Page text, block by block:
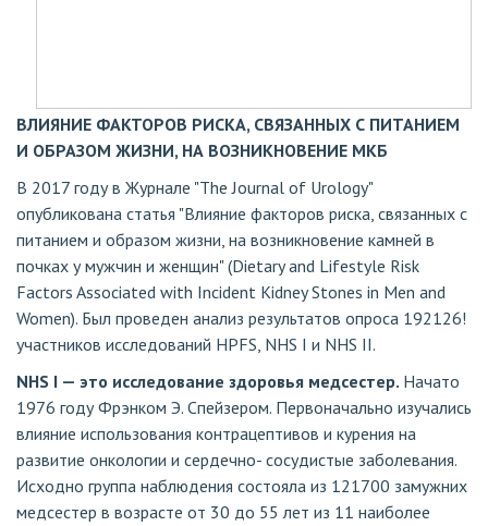
ВЛИЯНИЕ ФАКТОРОВ РИСКА, СВЯЗАННЫХ С ПИТАНИЕМ
И ОБРАЗОМ ЖИЗНИ, НА ВОЗНИКНОВЕНИЕ МКБ
В 2017 году в Журнале "The Journal of Urology"
опубликована статья "Влияние факторов риска, связанных с
питанием и образом жизни, на возникновение камней в
почках у мужчин и женщин" (Dietary and Lifestyle Risk
Factors Associated with Incident Kidney Stones in Men and
Women). Был проведен анализ результатов опроса 192126!
участников исследований HPFS, NHS I и NHS II.
NHS I — это исследование здоровья медсестер. Начато
1976 году Фрэнком Э. Спейзером. Первоначально изучались
влияние использования контрацептивов и курения на
развитие онкологии и сердечно- сосудистые заболевания.
Исходно группа наблюдения состояла из 121700 замужних
медсестер в возрасте от 30 до 55 лет из 11 наиболее